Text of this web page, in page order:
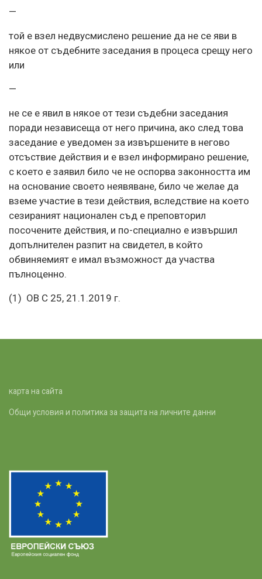
—
той е взел недвусмислено решение да не се яви в
някое от съдебните заседания в процеса срещу него
или
—
не се е явил в някое от тези съдебни заседания
поради независеща от него причина, ако след това
заседание е уведомен за извършените в негово
отсъствие действия и е взел информирано решение,
с което е заявил било че не оспорва законността им
на основание своето неявяване, било че желае да
вземе участие в тези действия, вследствие на което
сезираният национален съд е преповторил
посочените действия, и по-специално е извършил
допълнителен разпит на свидетел, в който
обвиняемият е имал възможност да участва
пълноценно.
(1) ОВ C 25, 21.1.2019 г.
карта на сайта
Общи условия и политика за защита на личните данни